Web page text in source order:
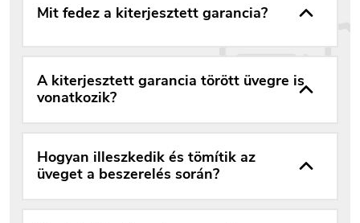
Mit fedez a kiterjesztett garancia?
A kiterjesztett garancia törött üvegre is
vonatkozik?
Hogyan illeszkedik és tömítik az
üveget a beszerelés során?